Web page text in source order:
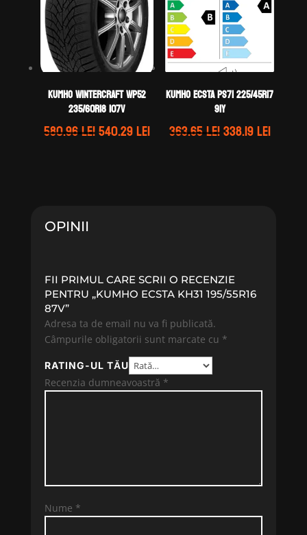
Kumho WINTERCRAFT WP52
235/60R18 107V
580.96leiPrețul
540.29leiPrețul
Kumho ECSTA PS71 225/45R17
91Y
363.65leiPrețul
338.19leiPrețul
OPINII
FII PRIMUL CARE SCRII O RECENZIE
PENTRU „KUMHO ECSTA KH31 195/55R16
87V”
Adresa ta de email nu va fi publicată.
Câmpurile obligatorii sunt marcate cu *
RATING-UL TĂU
Recenzia dumneavoastră *
Nume *